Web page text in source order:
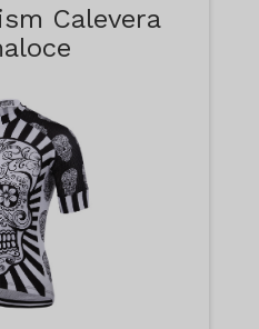
Calevera